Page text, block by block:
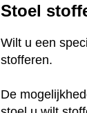
Stoel
Wilt u een
stofferen.
De